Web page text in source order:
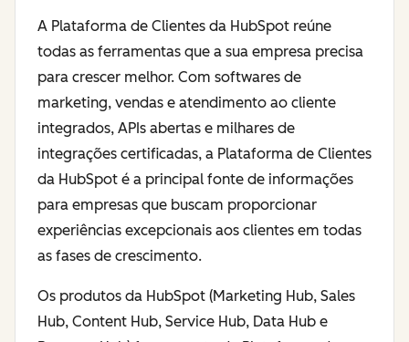
A Plataforma de Clientes da HubSpot reúne
todas as ferramentas que a sua empresa precisa
para crescer melhor. Com softwares de
marketing, vendas e atendimento ao cliente
integrados, APIs abertas e milhares de
integrações certificadas, a Plataforma de Clientes
da HubSpot é a principal fonte de informações
para empresas que buscam proporcionar
experiências excepcionais aos clientes em todas
as fases de crescimento.
Os produtos da HubSpot (Marketing Hub, Sales
Hub, Content Hub, Service Hub, Data Hub e